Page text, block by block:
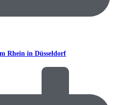
Rhein in Düsseldorf